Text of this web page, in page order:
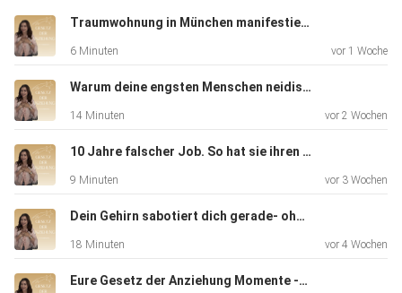
Kontakt:
Instagram: gesetzderanziehungpodcast
E-Mail: gesetzderanziehungpodcast@gmx.de
Tiktok: gesetzderanziehungp
Traumwohnung in München manifestiert -ihre Geschichte und wie sie es gemacht hat
6 Minuten vor 1 Woche
Warum deine engsten Menschen neidisch werden, wenn du wächst- und was das über dich sagt
14 Minuten vor 2 Wochen
10 Jahre falscher Job. So hat sie ihren Traumjob manifestiert- ihre Geschichte
9 Minuten vor 3 Wochen
Dein Gehirn sabotiert dich gerade- ohne, dass du es merkst
18 Minuten vor 4 Wochen
Eure Gesetz der Anziehung Momente -und was das Greator-Festival mich gelehrt hat